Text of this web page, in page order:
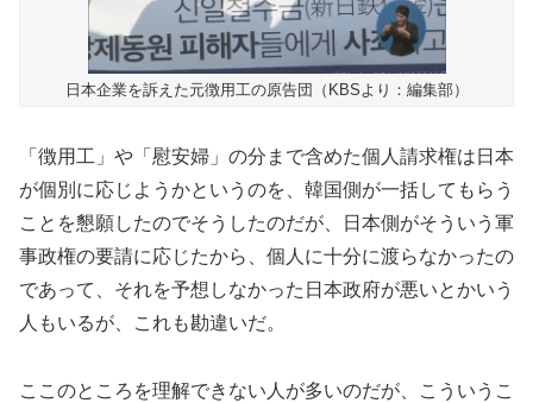
日本企業を訴えた元徴用工の原告団（KBSより：編集部）
「徴用工」や「慰安婦」の分まで含めた個人請求権は日本
が個別に応じようかというのを、韓国側が一括してもらう
ことを懇願したのでそうしたのだが、日本側がそういう軍
事政権の要請に応じたから、個人に十分に渡らなかったの
であって、それを予想しなかった日本政府が悪いとかいう
人もいるが、これも勘違いだ。
ここのところを理解できない人が多いのだが、こういうこ